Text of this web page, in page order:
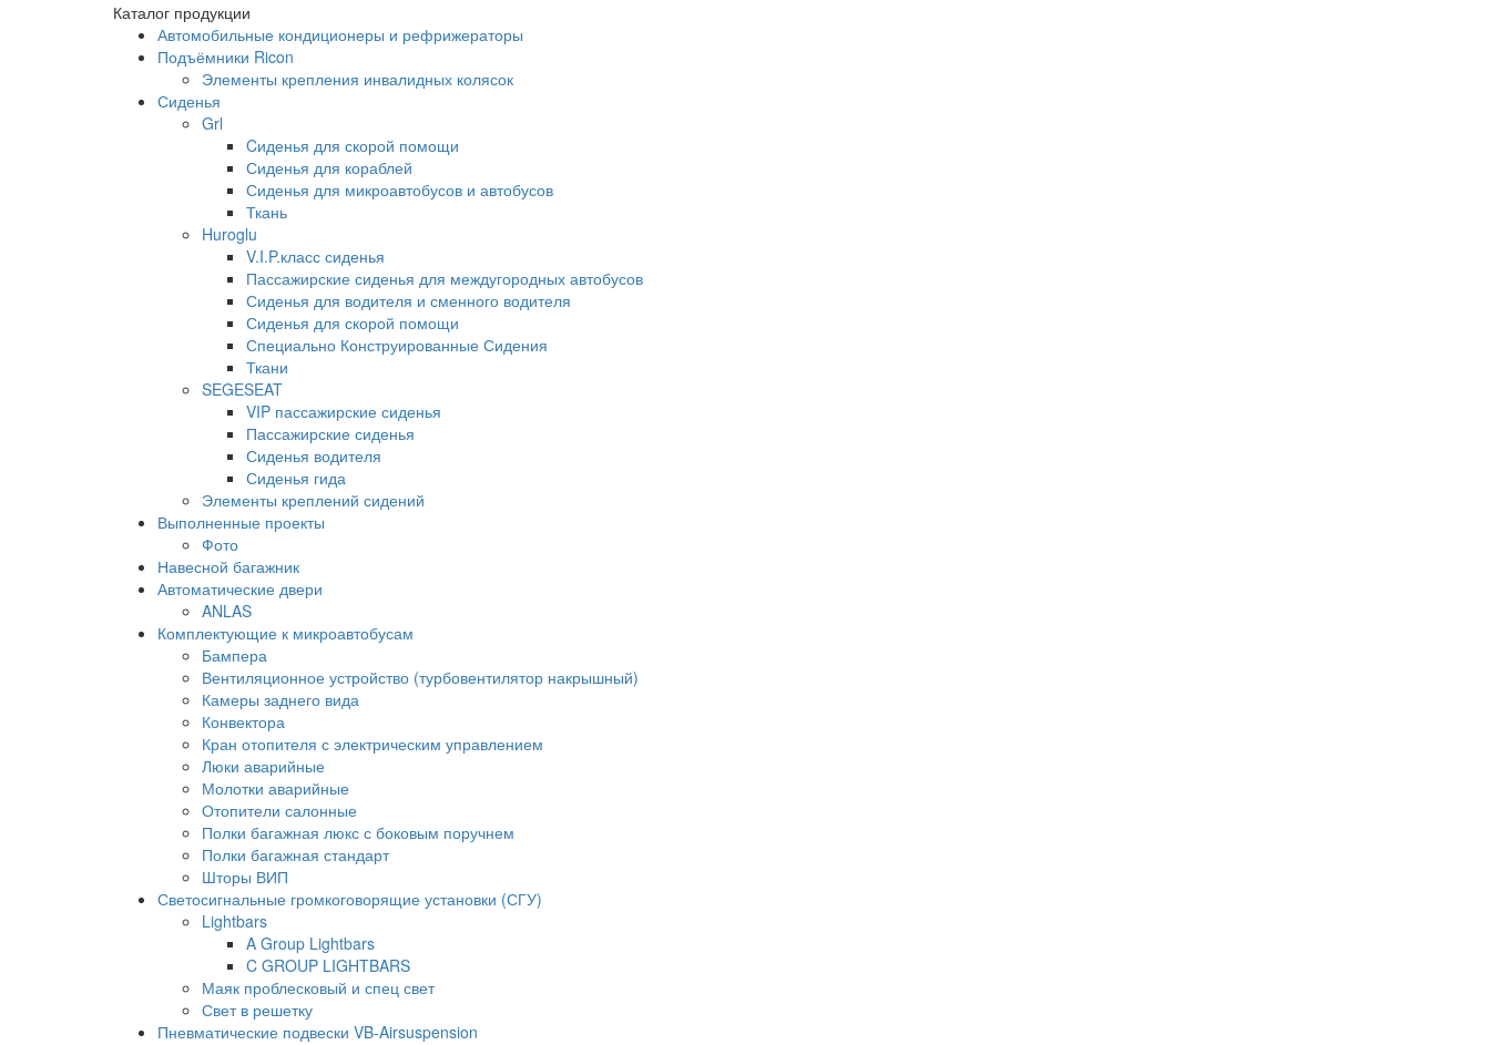
Каталог продукции
Автомобильные кондиционеры и рефрижераторы
Подъёмники Ricon
Элементы крепления инвалидных колясок
Сиденья
Grl
Cиденья для скорой помощи
Сиденья для кораблей
Сиденья для микроавтобусов и автобусов
Ткань
Huroglu
V.I.P.класс сиденья
Пассажирские сиденья для междугородных автобусов
Сиденья для водителя и сменного водителя
Сиденья для скорой помощи
Специально Конструированные Сидения
Ткани
SEGESEAT
VIP пассажирские сиденья
Пассажирские сиденья
Сиденья водителя
Сиденья гида
Элементы креплений сидений
Выполненные проекты
Фото
Навесной багажник
Автоматические двери
ANLAS
Комплектующие к микроавтобусам
Бампера
Вентиляционное устройство (турбовентилятор накрышный)
Камеры заднего вида
Конвектора
Кран отопителя с электрическим управлением
Люки аварийные
Молотки аварийные
Отопители салонные
Полки багажная люкс с боковым поручнем
Полки багажная стандарт
Шторы ВИП
Светосигнальные громкоговорящие установки (СГУ)
Lightbars
A Group Lightbars
C GROUP LIGHTBARS
Маяк проблесковый и спец свет
Свет в решетку
Пневматические подвески VB-Airsuspension